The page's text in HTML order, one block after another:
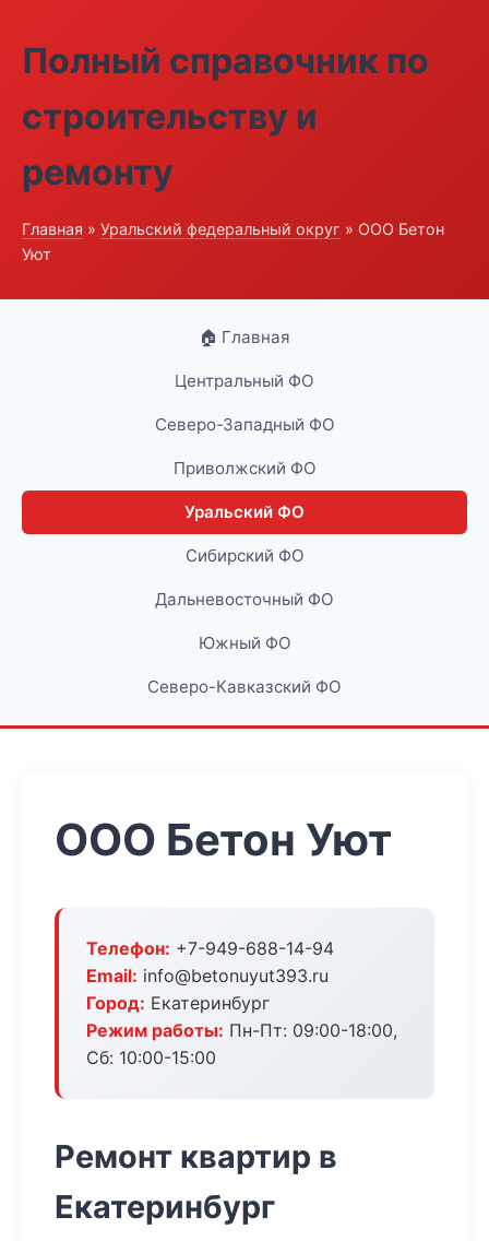
Полный справочник по
строительству и
ремонту
Главная » Уральский федеральный округ » ООО Бетон
Уют
🏠 Главная
Центральный ФО
Северо-Западный ФО
Приволжский ФО
Уральский ФО
Сибирский ФО
Дальневосточный ФО
Южный ФО
Северо-Кавказский ФО
ООО Бетон Уют
Телефон: +7-949-688-14-94
Email: info@betonuyut393.ru
Город: Екатеринбург
Режим работы: Пн-Пт: 09:00-18:00,
Сб: 10:00-15:00
Ремонт квартир в
Екатеринбург